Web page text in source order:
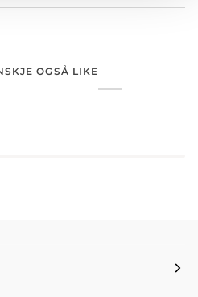
OGSÅ LIKE